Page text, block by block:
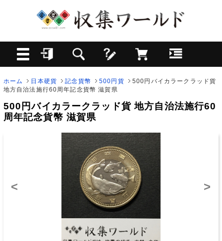
ホーム 日本硬貨 記念貨幣 500円貨
500円バイカラークラッド貨
地方自治法施行60周年記念貨幣 滋賀県
500円バイカラークラッド貨 地方自治法施行60
周年記念貨幣 滋賀県
< >